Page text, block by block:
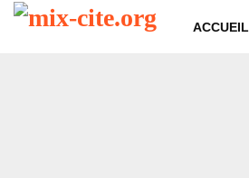
ACCUEIL